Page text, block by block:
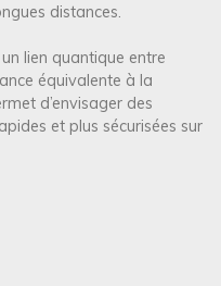
distances.
lien quantique entre
équivalente à la
d’envisager des
et plus sécurisées sur